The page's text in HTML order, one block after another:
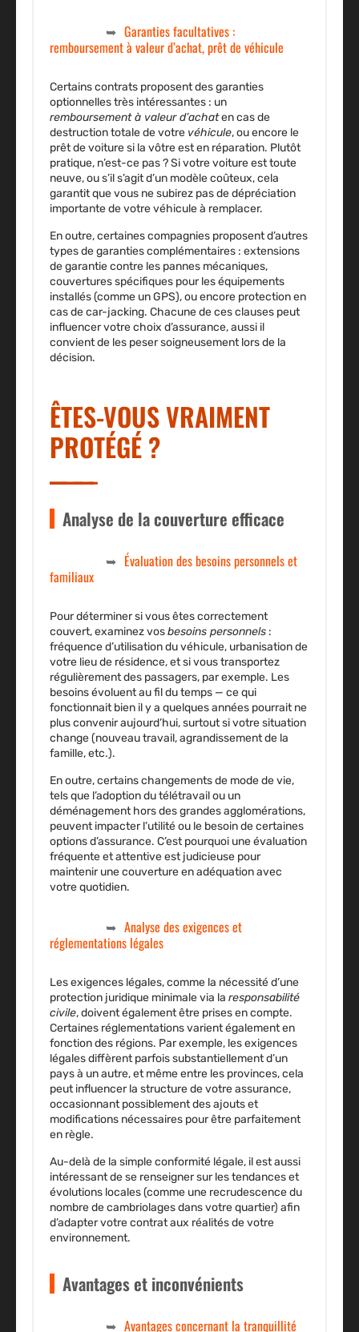
Garanties facultatives :
remboursement à valeur d’achat, prêt de véhicule
Certains contrats proposent des garanties
optionnelles très intéressantes : un
remboursement à valeur d’achaten cas de
destruction totale de votre véhicule, ou encore le
prêt de voituresi la vôtre est en réparation. Plutôt
pratique, n’est-ce pas ? Si votre voiture est toute
neuve, ou s’il s’agit d’un modèle coûteux, cela
garantit que vous ne subirez pas de dépréciation
importante de votre véhicule à remplacer.
En outre, certaines compagnies proposent d’autres
types de garanties complémentaires : extensions
de garantie contre les pannes mécaniques,
couvertures spécifiques pour les équipements
installés (comme un GPS), ou encore protection en
cas de car-jacking. Chacune de ces clauses peut
influencer votre choix d’assurance, aussi il
convient de les peser soigneusement lors de la
décision.
ÊTES-VOUS VRAIMENT
PROTÉGÉ ?
Analyse de la couverture efficace
Évaluation des besoins personnels et
familiaux
Pour déterminer si vous êtes correctement
couvert, examinez vosbesoins personnels :
fréquence d’utilisation du véhicule, urbanisation de
votre lieu de résidence, et si vous transportez
régulièrement des passagers, par exemple. Les
besoins évoluent au fil du temps — ce qui
fonctionnait bien il y a quelques années pourrait ne
plus convenir aujourd’hui, surtout si votre situation
change (nouveau travail, agrandissement de la
famille, etc.).
En outre, certains changements de mode de vie,
tels que l’adoption du télétravail ou un
déménagement hors des grandes agglomérations,
peuvent impacter l’utilité ou le besoin de certaines
options d’assurance. C’est pourquoi une évaluation
fréquente et attentive est judicieuse pour
maintenir une couverture en adéquation avec
votre quotidien.
Analyse des exigences et
réglementations légales
Les exigences légales, comme la nécessité d’une
protection juridique minimale via la responsabilité
civile, doivent également être prises en compte.
Certaines réglementations varient également en
fonction des régions. Par exemple, les exigences
légales diffèrent parfois substantiellement d’un
pays à un autre, et même entre les provinces, cela
peut influencer la structure de votre assurance,
occasionnant possiblement des ajouts et
modifications nécessaires pour être parfaitement
en règle.
Au-delà de la simple conformité légale, il est aussi
intéressant de se renseigner sur les tendances et
évolutions locales (comme une recrudescence du
nombre de cambriolages dans votre quartier) afin
d’adapter votre contrat aux réalités de votre
environnement.
Avantages et inconvénients
Avantages concernant la tranquillité